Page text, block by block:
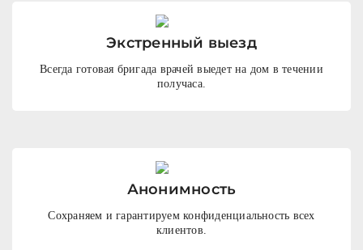
Экстренный выезд
Всегда готовая бригада врачей выедет на дом в течении
получаса.
Анонимность
Сохраняем и гарантируем конфиденциальность всех
клиентов.